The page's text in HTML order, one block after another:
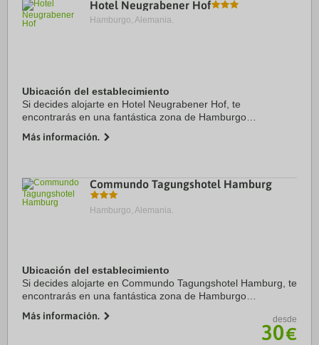
Hotel Neugrabener Hof
Hamburgo, Alemania.
Ubicación del establecimiento
Si decides alojarte en Hotel Neugrabener Hof, te
encontrarás en una fantástica zona de Hamburgo
coche de Harburger Mountains y Museo al aire libre de ...
Más información.
Commundo Tagungshotel Hamburg
Hamburgo, Alemania.
Ubicación del establecimiento
Si decides alojarte en Commundo Tagungshotel Hamburg, te
encontrarás en una fantástica zona de Hamburgo
Reserva Natural de Boberger Niederung y ...
Más información. desde
30€